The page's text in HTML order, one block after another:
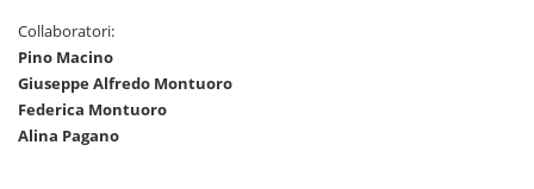
Collaboratori:
Pino Macino
Giuseppe Alfredo Montuoro
Federica Montuoro
Alina Pagano